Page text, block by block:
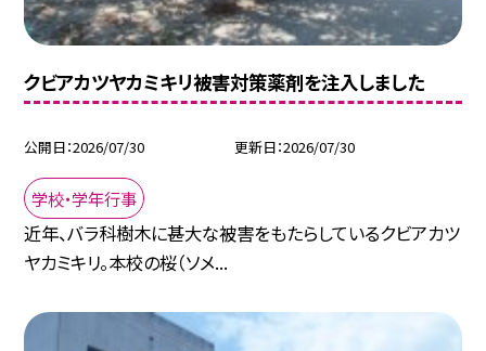
クビアカツヤカミキリ被害対策薬剤を注入しました
公開日 2026/07/30 更新日 2026/07/30
学校・学年行事
近年、バラ科樹木に甚大な被害をもたらしているクビアカツ
ヤカミキリ。本校の桜（ソメ...